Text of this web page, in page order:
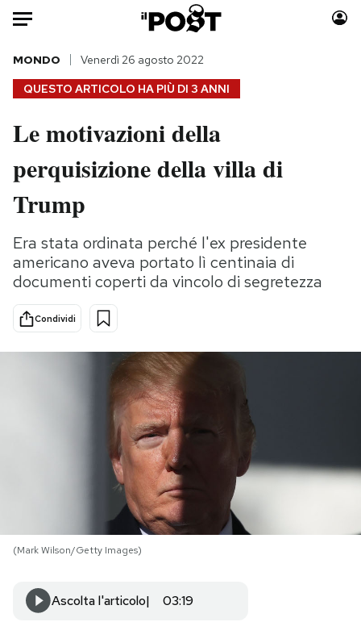
Auto
HOME
Italia
Politica
Tecnologia
Scienza
Cultura
Sport
Moda
Consumismi
Media
Europa
NEWSLETTER
I MIEI PREFERITI
SHOP
CALENDARIO
QUESTO ARTICOLO HA PIÙ DI 3 ANNI
MONDO Venerdì 26 agosto 2022
Le motivazioni della
perquisizione della villa di
Trump
Era stata ordinata perché l'ex presidente
americano aveva portato lì centinaia di
documenti coperti da vincolo di segretezza
Condividi
(Mark Wilson/Getty Images)
Ascolta l'articolo 03:19